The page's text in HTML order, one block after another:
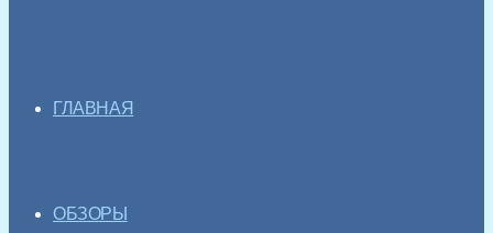
ГЛАВНАЯ
ОБЗОРЫ